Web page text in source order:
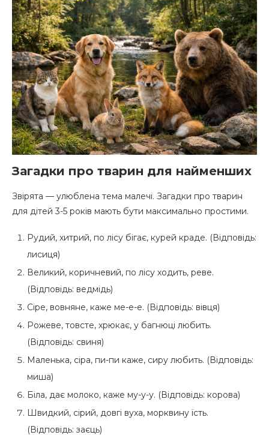
Загадки про тварин для найменших
Звірята — улюблена тема малечі. Загадки про тварин
для дітей 3-5 років мають бути максимально простими.
Рудий, хитрий, по лісу бігає, курей краде. (Відповідь:
лисиця)
Великий, коричневий, по лісу ходить, реве.
(Відповідь: ведмідь)
Сіре, вовняне, каже ме-е-е. (Відповідь: вівця)
Рожеве, товсте, хрюкає, у багнюці любить.
(Відповідь: свиня)
Маленька, сіра, пи-пи каже, сиру любить. (Відповідь:
миша)
Біла, дає молоко, каже му-у-у. (Відповідь: корова)
Швидкий, сірий, довгі вуха, морквину їсть.
(Відповідь: заєць)